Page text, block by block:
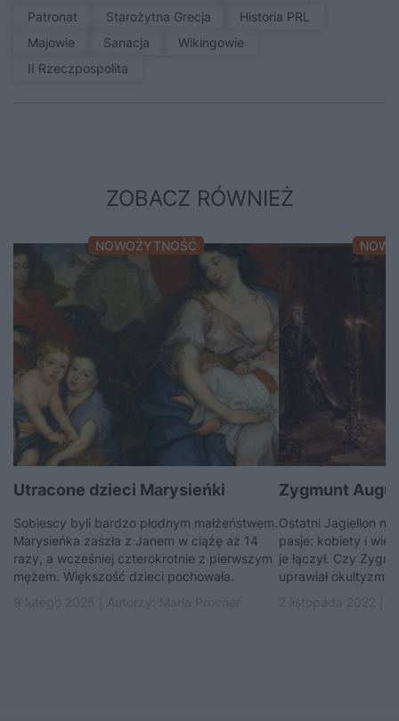
patronat
Starożytna Grecja
Historia PRL
Majowie
sanacja
Wikingowie
II Rzeczpospolita
ZOBACZ RÓWNIEŻ
NOWOŻYTNOŚĆ
Utracone dzieci Marysieńki
Sobiescy byli bardzo płodnym małżeństwem.
Marysieńka zaszła z Janem w ciążę aż 14
razy, a wcześniej czterokrotnie z pierwszym
mężem. Większość dzieci pochowała.
Zygmunt
Ostatni Jagiellon na
pasje: kobiety i
je łączył. Czy
uprawiał okultyzm?